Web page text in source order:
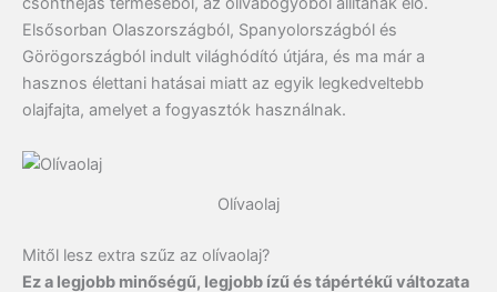
Elsősorban Olaszországból, Spanyolországból és
Görögországból indult világhódító útjára, és ma már a
hasznos élettani hatásai miatt az egyik legkedveltebb
olajfajta, amelyet a fogyasztók használnak.
Olívaolaj
Mitől lesz extra szűz az olívaolaj?
Ez a legjobb minőségű, legjobb ízű és tápértékű változata